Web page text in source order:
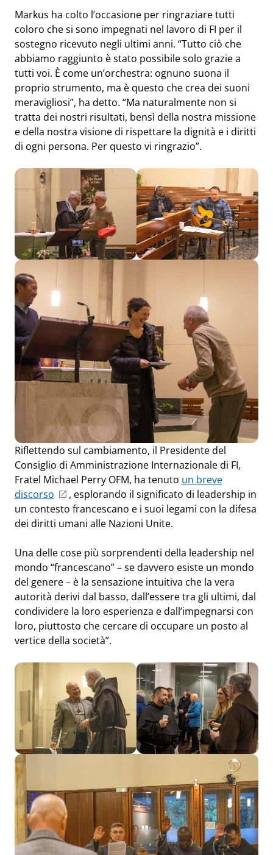
Markus ha colto l’occasione per ringraziare tutti
coloro che si sono impegnati nel lavoro di FI per il
sostegno ricevuto negli ultimi anni. “Tutto ciò che
abbiamo raggiunto è stato possibile solo grazie a
tutti voi. È come un’orchestra: ognuno suona il
proprio strumento, ma è questo che crea dei suoni
meravigliosi”, ha detto. “Ma naturalmente non si
tratta dei nostri risultati, bensì della nostra missione
e della nostra visione di rispettare la dignità e i diritti
di ogni persona. Per questo vi ringrazio”.
Riflettendo sul cambiamento, il Presidente del
Consiglio di Amministrazione Internazionale di FI,
Fratel Michael Perry OFM, ha tenuto un breve
discorso
, esplorando il significato di leadership in
un contesto francescano e i suoi legami con la difesa
dei diritti umani alle Nazioni Unite.
Una delle cose più sorprendenti della leadership nel
mondo “francescano” – se davvero esiste un mondo
del genere – è la sensazione intuitiva che la vera
autorità derivi dal basso, dall’essere tra gli ultimi, dal
condividere la loro esperienza e dall’impegnarsi con
loro, piuttosto che cercare di occupare un posto al
vertice della società”.